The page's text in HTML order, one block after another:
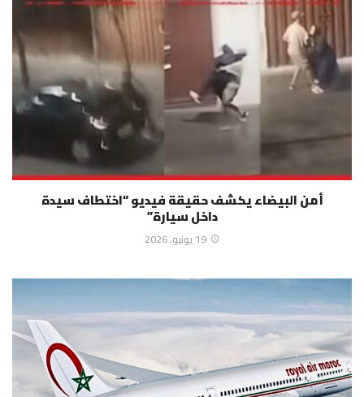
أمن البيضاء يكشف حقيقة فيديو “اختطاف سيدة
داخل سيارة”
19 يونيو، 2026